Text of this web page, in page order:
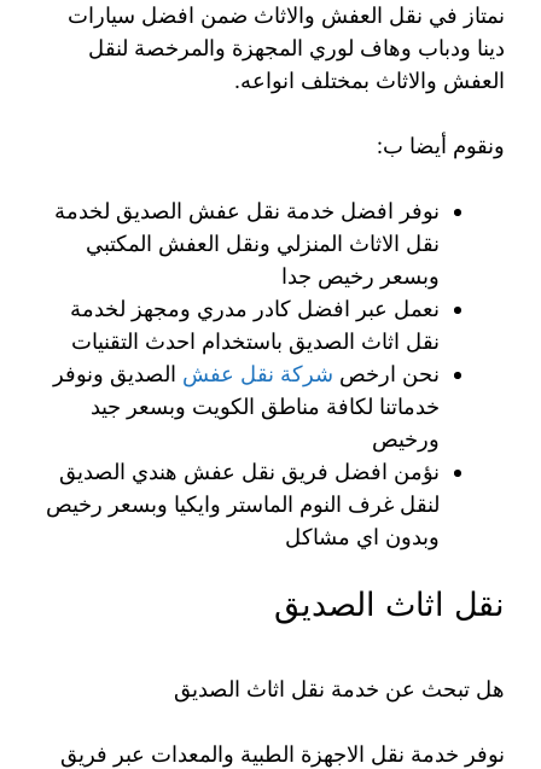
نمتاز في نقل العفش والاثاث ضمن افضل سيارات
دينا ودباب وهاف لوري المجهزة والمرخصة لنقل
العفش والاثاث بمختلف انواعه.
ونقوم أيضا ب:
نوفر افضل خدمة نقل عفش الصديق لخدمة
نقل الاثاث المنزلي ونقل العفش المكتبي
وبسعر رخيص جدا
نعمل عبر افضل كادر مدري ومجهز لخدمة
نقل اثاث الصديق باستخدام احدث التقنيات
نحن ارخص شركة نقل عفش الصديق ونوفر
خدماتنا لكافة مناطق الكويت وبسعر جيد
ورخيص
نؤمن افضل فريق نقل عفش هندي الصديق
لنقل غرف النوم الماستر وايكيا وبسعر رخيص
وبدون اي مشاكل
نقل اثاث الصديق
هل تبحث عن خدمة نقل اثاث الصديق
نوفر خدمة نقل الاجهزة الطبية والمعدات عبر فريق